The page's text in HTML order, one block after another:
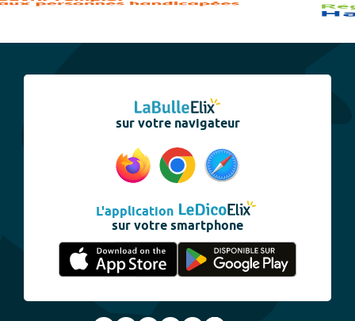
sur votre navigateur
L'application
sur votre smartphone